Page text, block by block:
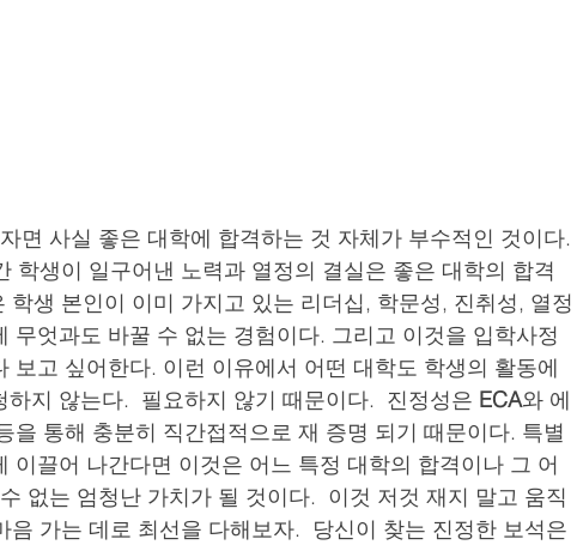
학생이 일구어낸 노력과 열정의 결실은 좋은 대학의 합격
학생 본인이 이미 가지고 있는 리더십, 학문성, 진취성, 열정
무엇과도 바꿀 수 없는 경험이다. 그리고 이것을 입학사정
보고 싶어한다. 이런 이유에서 어떤 대학도 학생의 활동에
하지 않는다.  필요하지 않기 때문이다.  진정성은 ECA와 에
을 통해 충분히 직간접적으로 재 증명 되기 때문이다. 특별
이끌어 나간다면 이것은 어느 특정 대학의 합격이나 그 어
없는 엄청난 가치가 될 것이다.  이것 저것 재지 말고 움직
음 가는 데로 최선을 다해보자.  당신이 찾는 진정한 보석은